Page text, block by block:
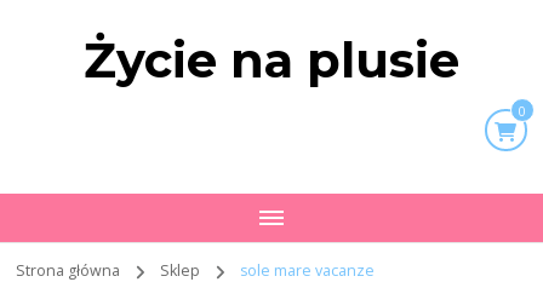
Życie na plusie
0
Strona główna Sklep sole mare vacanze